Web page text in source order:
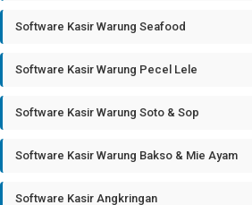
Software Kasir Warung Seafood
Software Kasir Warung Pecel Lele
Software Kasir Warung Soto & Sop
Software Kasir Warung Bakso & Mie Ayam
Software Kasir Angkringan